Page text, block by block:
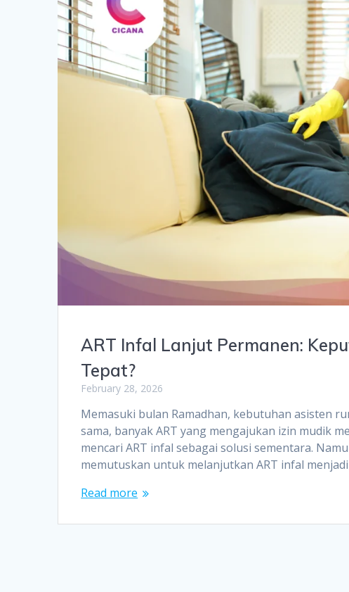
ART Infal Lanjut Permanen:
Tepat?
February 28, 2026
Memasuki bulan Ramadhan, kebutuhan asisten
sama, banyak ART yang mengajukan izin mudik
mencari ART infal sebagai solusi sementara.
memutuskan untuk melanjutkan ART infal
Read more